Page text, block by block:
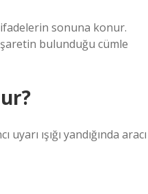
ifadelerin sonuna konur.
bulunduğu cümle
uyarı ışığı yandığında aracı